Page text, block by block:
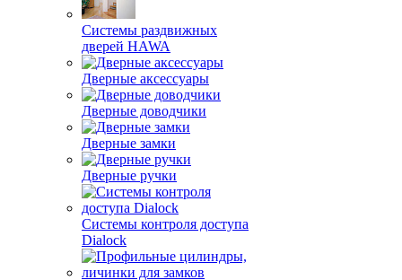
Системы раздвижных
дверей HAWA
Дверные аксессуары
Дверные доводчики
Дверные замки
Дверные ручки
Системы контроля доступа
Dialock